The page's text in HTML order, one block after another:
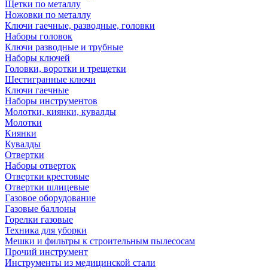
Щетки по металлу
Ножовки по металлу
Ключи гаечные, разводные, головки
Наборы головок
Ключи разводные и трубные
Наборы ключей
Головки, воротки и трещетки
Шестигранные ключи
Ключи гаечные
Наборы инструментов
Молотки, киянки, кувалды
Молотки
Киянки
Кувалды
Отвертки
Наборы отверток
Отвертки крестовые
Отвертки шлицевые
Газовое оборудование
Газовые баллоны
Горелки газовые
Техника для уборки
Мешки и фильтры к строительным пылесосам
Прочий инструмент
Инструменты из медицинской стали